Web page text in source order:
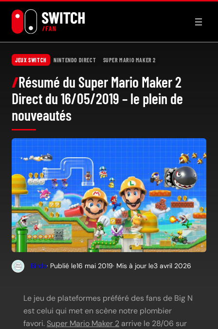
contenu
JEUX SWITCH NINTENDO DIRECT SUPER MARIO MAKER 2
Résumé du Super Mario Maker 2
Direct du 16/05/2019 – le plein de
nouveautés
Birdo· Publié le16 mai 2019· Mis à jour le3 avril 2026
Le jeu de plateformes préféré des fans de Big N
est celui qui met en scène notre plombier
favori. Super Mario Maker 2 arrive le 28/06 sur